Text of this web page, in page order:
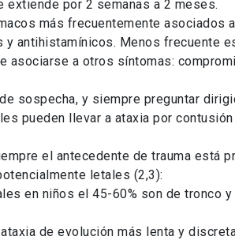
extiende por 2 semanas a 2 meses.
más frecuentemente
y antihistamínicos. Menos frecuente
asociarse a otros síntomas:
sospecha, y siempre preguntar
pueden llevar a ataxia por
el antecedente de trauma está
letales (2,3):
en niños el 45-60% son de tronco
de evolución más lenta y